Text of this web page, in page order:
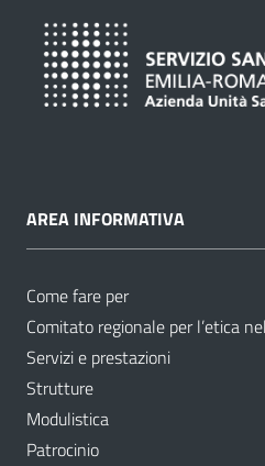
AREA INFORMATIVA
Come fare per
Comitato regionale per l’etica
Servizi e prestazioni
Strutture
Modulistica
Patrocinio